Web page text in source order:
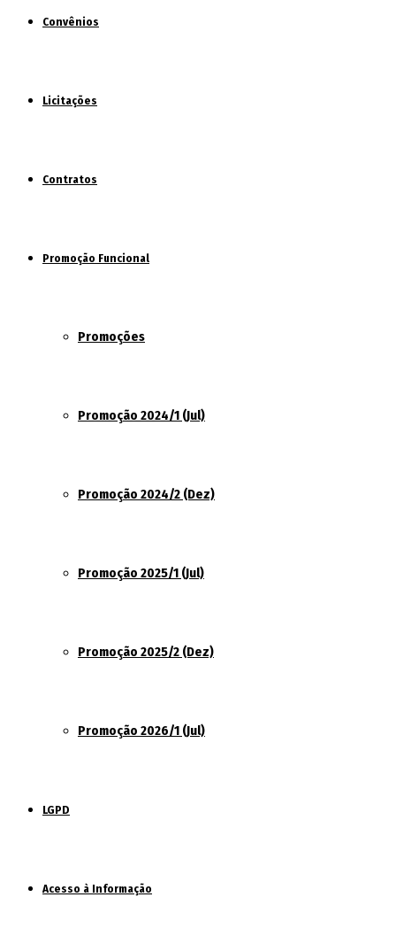
Convênios
Licitações
Contratos
Promoção Funcional
Promoções
Promoção 2024/1 (Jul)
Promoção 2024/2 (Dez)
Promoção 2025/1 (Jul)
Promoção 2025/2 (Dez)
Promoção 2026/1 (Jul)
LGPD
Acesso à Informação